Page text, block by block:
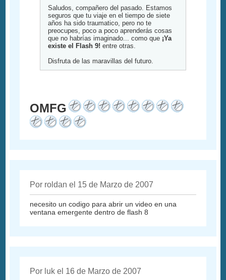
Saludos, compañero del pasado. Estamos
seguros que tu viaje en el tiempo de siete
años ha sido traumatico, pero no te
preocupes, poco a poco aprenderás cosas
que no habrías imaginado... como que ¡Ya
existe el Flash 9! entre otras.
Disfruta de las maravillas del futuro.
OMFG
Por roldan el 15 de Marzo de 2007
necesito un codigo para abrir un video en una
ventana emergente dentro de flash 8
Por luk el 16 de Marzo de 2007